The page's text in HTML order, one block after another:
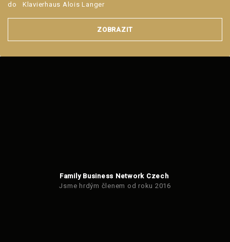
do Klavierhaus Alois Langer
ZOBRAZIT
Family Business Network Czech
Jsme hrdým členem od roku 2016